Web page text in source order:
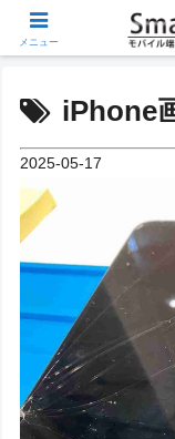
iPhone
2025-05-17
メニュー